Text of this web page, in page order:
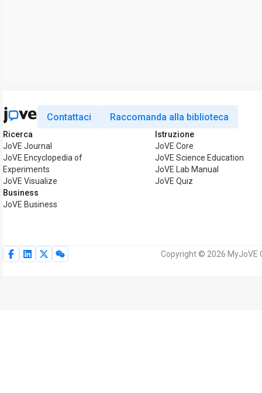
Contattaci Raccomanda alla biblioteca
Ricerca
JoVE Journal
JoVE Encyclopedia of
Experiments
JoVE Visualize
Business
JoVE Business
Istruzione
JoVE Core
JoVE Science Education
JoVE Lab Manual
JoVE Quiz
Copyright © 2026 MyJoVE